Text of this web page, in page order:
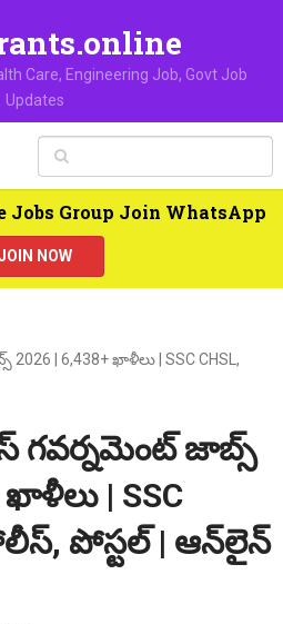
Care, Engineering Job, Govt Job
Updates
Jobs Group Join WhatsApp
NOW
| 6,438+ ఖాళీలు | SSC CHSL,
గవర్నమెంట్ జాబ్స్
ఖాళీలు | SSC
పోస్టల్ | ఆన్‌లైన్